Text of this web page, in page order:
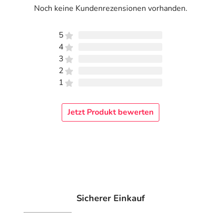
Bei Bedarf kann das Produkt mehrmals täglich
Bei Blutabgang oder Verdacht auf Blut im Stuhl sollten
Sie Ihren Arzt kontaktieren.
Erkrankungen des darmbereiches verbergen, nutzen Sie
bitte entsprechende Vorsorgeuntersuchungen.
Noch keine Kundenrezensionen vorhanden.
5
4
3
2
1
Jetzt Produkt bewerten
Sicherer Einkauf